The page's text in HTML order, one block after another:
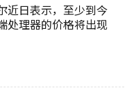
近日表示，至少到今
处理器的价格将出现
这主要是受AMD
战所致。